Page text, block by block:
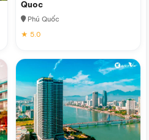
Quoc
Phú Quốc
★ 5.0